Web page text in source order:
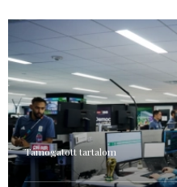
Támogatott tartalom